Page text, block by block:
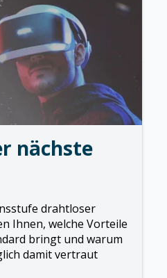
nächste
drahtloser
Ihnen, welche Vorteile
bringt und warum
damit vertraut